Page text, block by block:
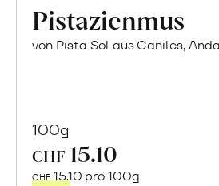
Pistazienmus
von Pista Sol aus Caniles,
100g
CHF 15.10
CHF15.10 pro 100gden